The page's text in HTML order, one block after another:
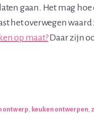
gaan. Het mag
het overwegen
op maat?Daar zijn
ontwerp, keuken ontwerpen,